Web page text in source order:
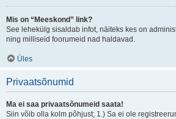
Mis on “Meeskond” link?
See lehekülg sisaldab infot, näiteks kes on
ning milliseid foorumeid nad haldavad.
Üles
Privaatsõnumid
Ma ei saa privaatsõnumeid saata!
Siin võib olla kolm põhjust; 1.) Sa ei ole